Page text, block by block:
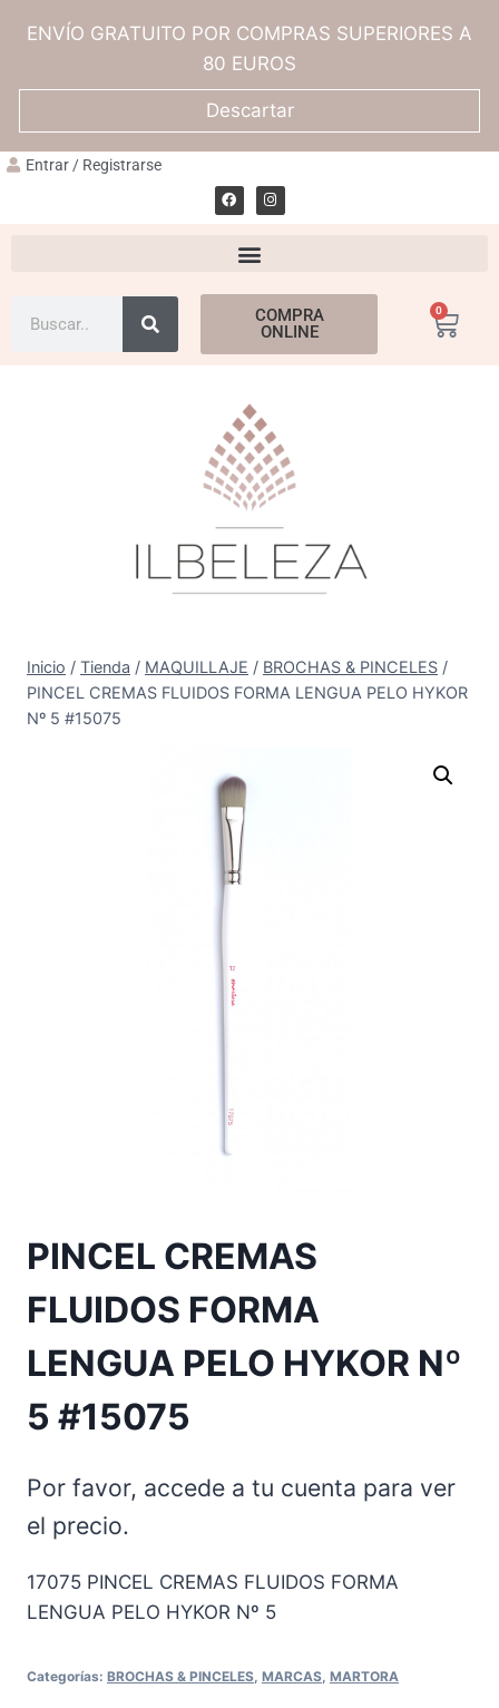
ENVÍO GRATUITO POR COMPRAS SUPERIORES A
80 EUROS
Descartar
Entrar / Registrarse
COMPRA
ONLINE
0
Inicio / Tienda / MAQUILLAJE / BROCHAS & PINCELES /
PINCEL CREMAS FLUIDOS FORMA LENGUA PELO HYKOR
Nº 5 #15075
PINCEL CREMAS
FLUIDOS FORMA
LENGUA PELO HYKOR Nº
5 #15075
Por favor, accede a tu cuenta para ver
el precio.
17075 PINCEL CREMAS FLUIDOS FORMA
LENGUA PELO HYKOR Nº 5
Categorías: BROCHAS & PINCELES MARCAS MARTORA